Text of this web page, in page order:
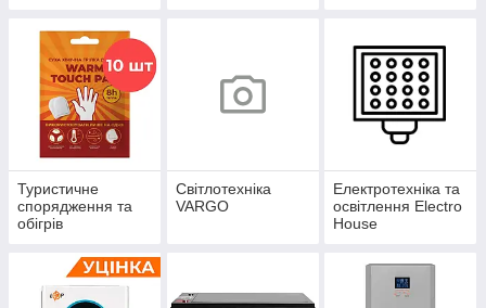
Туристичне
спорядження та
обігрів
Світлотехніка
VARGO
Електротехніка та
освітлення Electro
House